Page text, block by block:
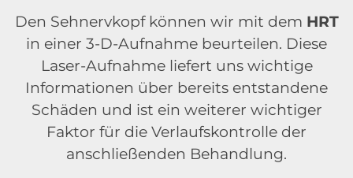
Den Sehnervkopf können wir mit dem HRT
in einer 3-D-Aufnahme beurteilen. Diese
Laser-Aufnahme liefert uns wichtige
Informationen über bereits entstandene
Schäden und ist ein weiterer wichtiger
Faktor für die Verlaufskontrolle der
anschließenden Behandlung.